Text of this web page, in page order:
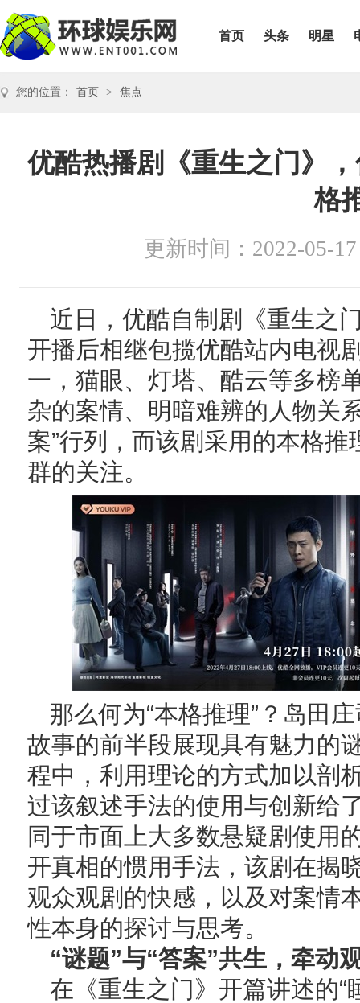
首页 头条 明星
您的位置： 首页 > 焦点
优酷热播剧《重生之门》
格
更新时间：2022-05-17
近日，优酷自制剧《重生之
开播后相继包揽优酷站内电视
一，猫眼、灯塔、酷云等多榜
杂的案情、明暗难辨的人物关
案”行列，而该剧采用的本格
群的关注。
那么何为“本格推理”？岛田
故事的前半段展现具有魅力的
程中，利用理论的方式加以剖
过该叙述手法的使用与创新给
同于市面上大多数悬疑剧使用
开真相的惯用手法，该剧在揭
观众观剧的快感，以及对案情
性本身的探讨与思考。
“谜题”与“答案”共生，牵动
在《重生之门》开篇讲述的“